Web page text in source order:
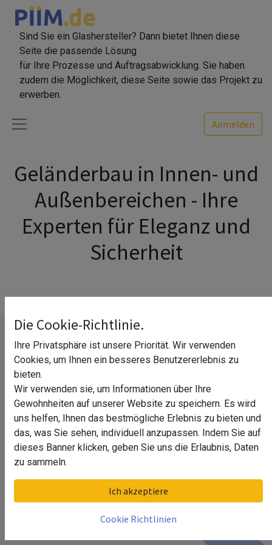
Sind Sie ein Glashersteller? Dann bietet Ihnen diese
Seite die passende Lösung
für Ihre Prozesse und Auftragsabwicklung. Sie haben
zudem die Möglichkeit, diese Seite sowie das Projekt zu
erwerben.
Anmelden
Geländerbau in Innen- und
Außenbereichen - Ihre
Experten für Eleganz und
Sicherheit
Glasgeländer
Aussenbau
Die Cookie-Richtlinie.
Ihre Privatsphäre ist unsere Priorität. Wir verwenden
Cookies, um Ihnen ein besseres Benutzererlebnis zu
bieten.
Wir verwenden sie, um Informationen über Ihre
Gewohnheiten auf unserer Website zu speichern. Es wird
uns helfen, Ihnen das bestmögliche Erlebnis zu bieten und
das, was Sie sehen, individuell anzupassen. Indem Sie auf
dieses Banner klicken, geben Sie uns die Erlaubnis, Daten
zu sammeln.
Ich akzeptiere
Cookie Richtlinien